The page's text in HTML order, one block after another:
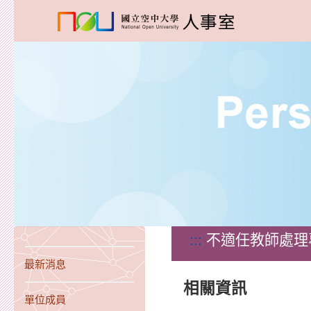
最新消息
單位成員
::: 不適任教師處
相關資訊